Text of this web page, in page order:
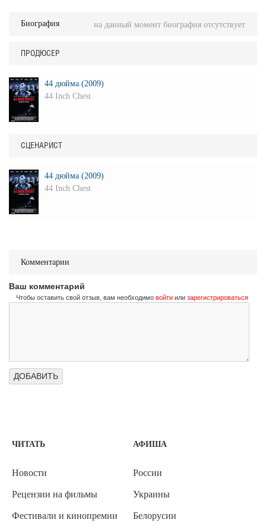
Биография на данный момент биография отсутствует
ПРОДЮСЕР
44 дюйма (2009)
44 Inch Chest
СЦЕНАРИСТ
44 дюйма (2009)
44 Inch Chest
Комментарии
Ваш комментарий
Чтобы оставить свой отзыв, вам необходимо войти или зарегистрироваться
ЧИТАТЬ
Новости
Рецензии на фильмы
Фестивали и кинопремии
АФИША
России
Украины
Белорусии